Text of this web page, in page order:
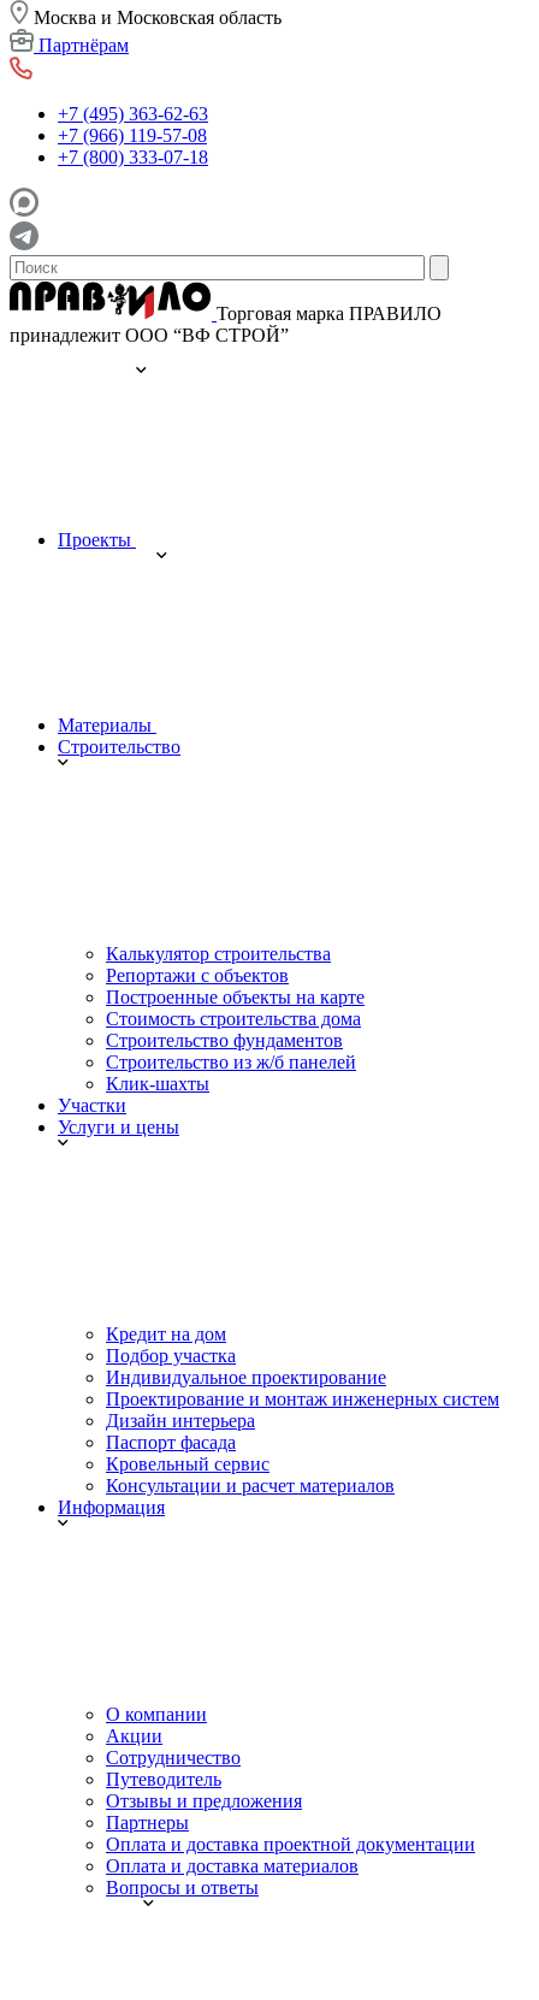
Москва и Московская область
Партнёрам
+7 (495) 363-62-63
+7 (966) 119-57-08
+7 (800) 333-07-18
Торговая марка ПРАВИЛО
принадлежит ООО “ВФ СТРОЙ”
Проекты
Материалы
Строительство
Калькулятор строительства
Репортажи с объектов
Построенные объекты на карте
Стоимость строительства дома
Строительство фундаментов
Строительство из ж/б панелей
Клик-шахты
Участки
Услуги и цены
Кредит на дом
Подбор участка
Индивидуальное проектирование
Проектирование и монтаж инженерных систем
Дизайн интерьера
Паспорт фасада
Кровельный сервис
Консультации и расчет материалов
Информация
О компании
Акции
Сотрудничество
Путеводитель
Отзывы и предложения
Партнеры
Оплата и доставка проектной документации
Оплата и доставка материалов
Вопросы и ответы